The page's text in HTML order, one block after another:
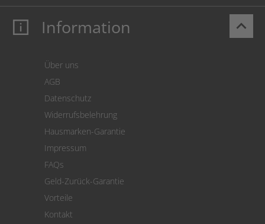
Mein Konto
Cookie Einstellungen
keyboard_arrow_up
Information
Über uns
AGB
Datenschutz
Widerrufsbelehrung
Hausmarken-Garantie
Impressum
FAQs
Geld-Zurück-Garantie
Vorteile
Kontakt